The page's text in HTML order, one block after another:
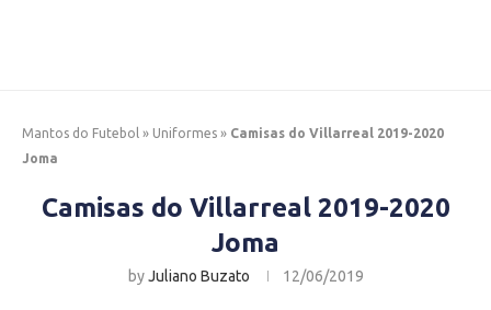
Mantos do Futebol » Uniformes » Camisas do Villarreal 2019-2020
Joma
Camisas do Villarreal 2019-2020
Joma
byJuliano Buzato 12/06/2019